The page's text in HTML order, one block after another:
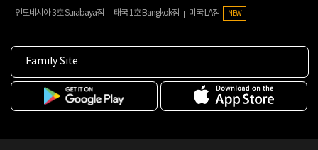
인도네시아 3호 Surabaya점
태국 1호 Bangkok점 미국 LA점 NEW
Family Site